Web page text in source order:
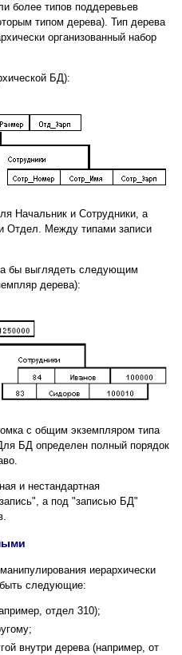
более типов поддеревьев
типом дерева). Тип дерева
организованный набор
БД):
Начальник и Сотрудники, а
Отдел. Между типами записи
бы выглядеть следующим
дерева):
с общим экземпляром типа
БД определен полный порядок
и нестандартная
а под "записью БД"
иерархически
следующие:
отдел 310);
внутри дерева (например, от